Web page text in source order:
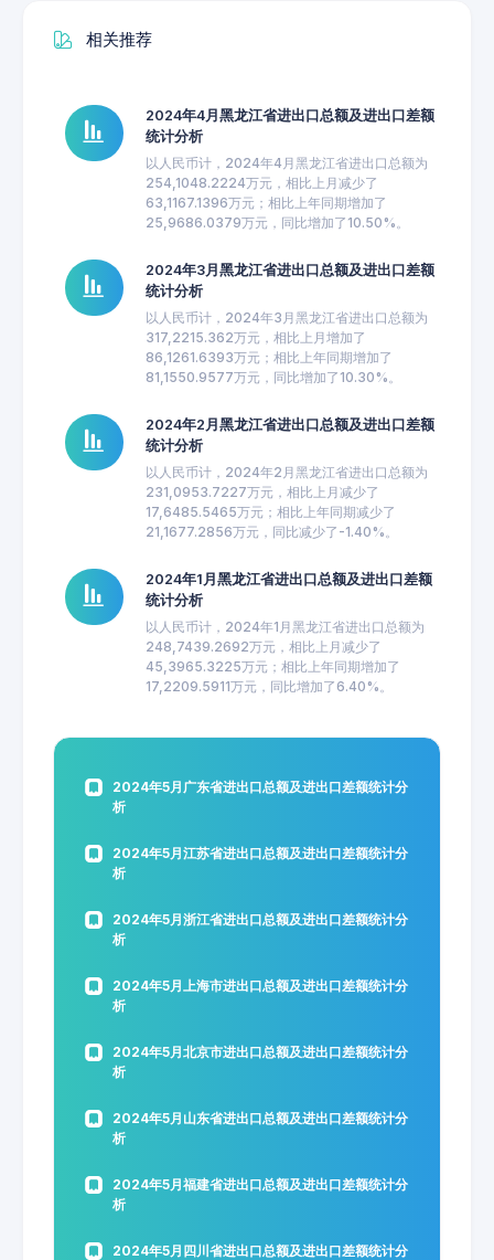
相关推荐
2024年4月黑龙江省进出口总额及进出口差额
统计分析
以人民币计，2024年4月黑龙江省进出口总额为
254,1048.2224万元，相比上月减少了
63,1167.1396万元；相比上年同期增加了
25,9686.0379万元，同比增加了10.50%。
2024年3月黑龙江省进出口总额及进出口差额
统计分析
以人民币计，2024年3月黑龙江省进出口总额为
317,2215.362万元，相比上月增加了
86,1261.6393万元；相比上年同期增加了
81,1550.9577万元，同比增加了10.30%。
2024年2月黑龙江省进出口总额及进出口差额
统计分析
以人民币计，2024年2月黑龙江省进出口总额为
231,0953.7227万元，相比上月减少了
17,6485.5465万元；相比上年同期减少了
21,1677.2856万元，同比减少了-1.40%。
2024年1月黑龙江省进出口总额及进出口差额
统计分析
以人民币计，2024年1月黑龙江省进出口总额为
248,7439.2692万元，相比上月减少了
45,3965.3225万元；相比上年同期增加了
17,2209.5911万元，同比增加了6.40%。
2024年5月广东省进出口总额及进出口差额统计分
析
2024年5月江苏省进出口总额及进出口差额统计分
析
2024年5月浙江省进出口总额及进出口差额统计分
析
2024年5月上海市进出口总额及进出口差额统计分
析
2024年5月北京市进出口总额及进出口差额统计分
析
2024年5月山东省进出口总额及进出口差额统计分
析
2024年5月福建省进出口总额及进出口差额统计分
析
2024年5月四川省进出口总额及进出口差额统计分